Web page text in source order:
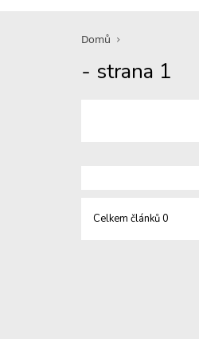
Domů
- strana 1
Celkem článků 0